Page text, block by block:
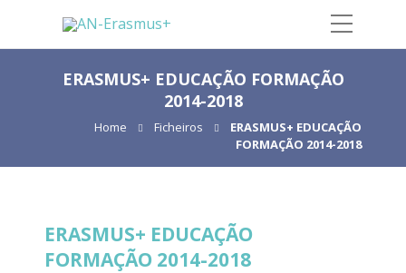
ERASMUS+ EDUCAÇÃO FORMAÇÃO
2014-2018
Home Ficheiros
ERASMUS+ EDUCAÇÃO
FORMAÇÃO 2014-2018
ERASMUS+ EDUCAÇÃO
FORMAÇÃO 2014-2018